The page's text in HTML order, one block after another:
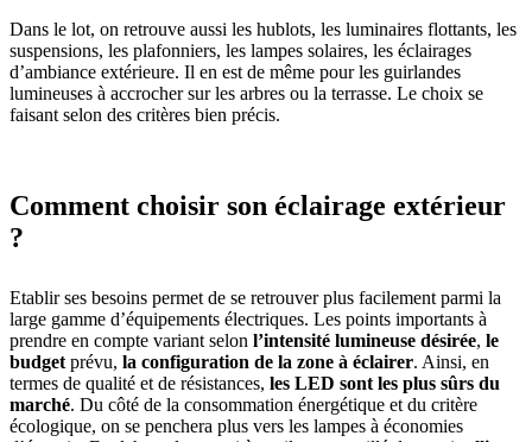
Dans le lot, on retrouve aussi les hublots, les luminaires flottants, les
suspensions, les plafonniers, les lampes solaires, les éclairages
d’ambiance extérieure. Il en est de même pour les guirlandes
lumineuses à accrocher sur les arbres ou la terrasse. Le choix se
faisant selon des critères bien précis.
Comment choisir son éclairage extérieur
?
Etablir ses besoins permet de se retrouver plus facilement parmi la
large gamme d’équipements électriques. Les points importants à
prendre en compte variant selon l’intensité lumineuse désirée, le
budget prévu, la configuration de la zone à éclairer. Ainsi, en
termes de qualité et de résistances, les LED sont les plus sûrs du
marché. Du côté de la consommation énergétique et du critère
écologique, on se penchera plus vers les lampes à économies